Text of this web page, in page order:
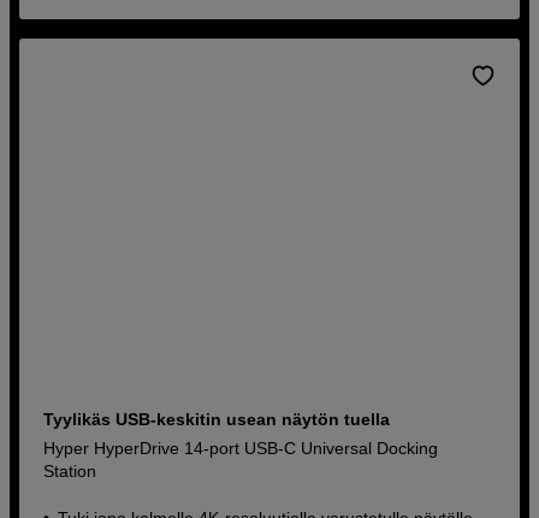
Tyylikäs USB-keskitin usean näytön tuella
Hyper HyperDrive 14-port USB-C Universal Docking
Station